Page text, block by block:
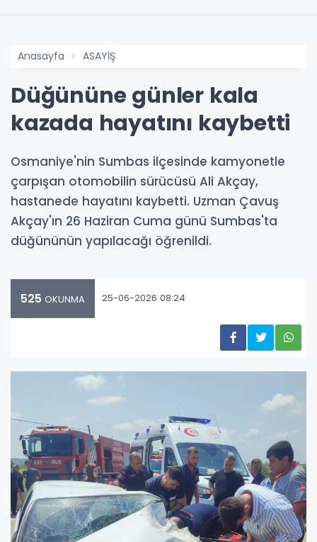
Anasayfa ASAYİŞ
Düğününe günler kala
kazada hayatını kaybetti
Osmaniye'nin Sumbas ilçesinde kamyonetle
çarpışan otomobilin sürücüsü Ali Akçay,
hastanede hayatını kaybetti. Uzman Çavuş
Akçay'ın 26 Haziran Cuma günü Sumbas'ta
düğününün yapılacağı öğrenildi.
525 OKUNMA 25-06-2026 08:24